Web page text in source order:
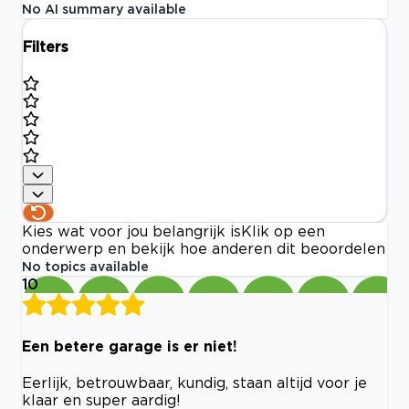
No AI summary available
Filters
Kies wat voor jou belangrijk is Klik op een
onderwerp en bekijk hoe anderen dit beoordelen
No topics available
10
Een betere garage is er niet!
Eerlijk, betrouwbaar, kundig, staan altijd voor je
klaar en super aardig!